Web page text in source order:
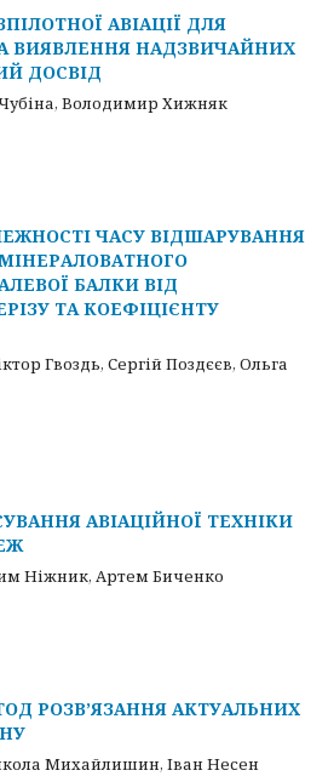
АВІАЦІЇ ДЛЯ
ВИЯВЛЕННЯ НАДЗВИЧАЙНИХ
ДОСВІД
Володимир Хижняк
ЧАСУ ВІДШАРУВАННЯ
БАЛКИ ВІД
ТА КОЕФІЦІЄНТУ
Гвоздь, Сергій Поздєєв, Ольга
АВІАЦІЙНОЇ ТЕХНІКИ
Ніжник, Артем Биченко
РОЗВ’ЯЗАННЯ АКТУАЛЬНИХ
Михайлишин, Іван Несен